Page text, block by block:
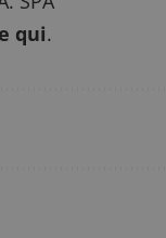
qui.